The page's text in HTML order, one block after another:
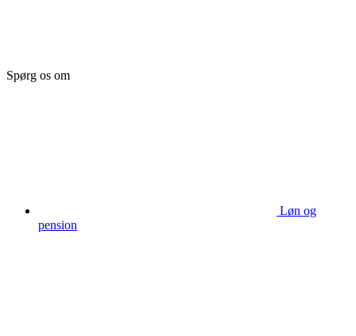
Spørg os om
Løn og
pension